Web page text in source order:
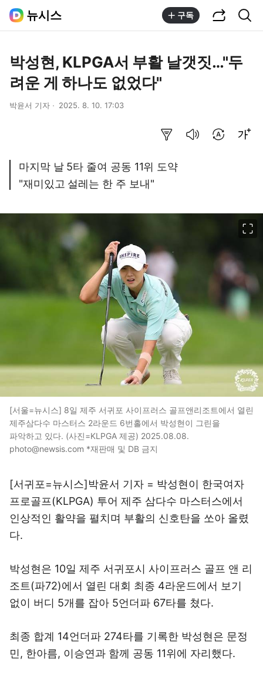
뉴시스 구독
박성현, KLPGA서 부활 날갯짓…"두
려운 게 하나도 없었다"
박윤서 기자 2025. 8. 10. 17:03
마지막 날 5타 줄여 공동 11위 도약
"재미있고 설레는 한 주 보내"
[서울=뉴시스] 8일 제주 서귀포 사이프러스 골프앤리조트에서 열린
제주삼다수 마스터스 2라운드 6번홀에서 박성현이 그린을
파악하고 있다. (사진=KLPGA 제공) 2025.08.08.
photo@newsis.com *재판매 및 DB 금지
[서귀포=뉴시스]박윤서 기자 = 박성현이 한국여자
프로골프(KLPGA) 투어 제주 삼다수 마스터스에서
인상적인 활약을 펼치며 부활의 신호탄을 쏘아 올렸
다.
박성현은 10일 제주 서귀포시 사이프러스 골프 앤 리
조트(파72)에서 열린 대회 최종 4라운드에서 보기
없이 버디 5개를 잡아 5언더파 67타를 쳤다.
최종 합계 14언더파 274타를 기록한 박성현은 문정
민, 한아름, 이승연과 함께 공동 11위에 자리했다.